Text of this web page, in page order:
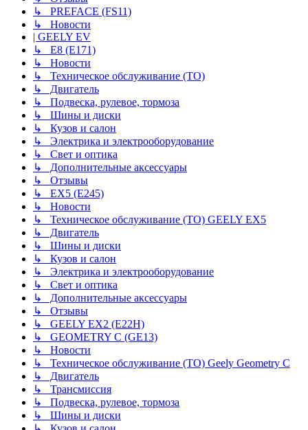
↳ PREFACE (FS11)
↳ Новости
| GEELY EV
↳ E8 (E171)
↳ Новости
↳ Техническое обслуживание (ТО)
↳ Двигатель
↳ Подвеска, рулевое, тормоза
↳ Шины и диски
↳ Кузов и салон
↳ Электрика и электрооборудование
↳ Свет и оптика
↳ Дополнительные аксессуары
↳ Отзывы
↳ EX5 (E245)
↳ Новости
↳ Техническое обслуживание (ТО) GEELY EX5
↳ Двигатель
↳ Шины и диски
↳ Кузов и салон
↳ Электрика и электрооборудование
↳ Свет и оптика
↳ Дополнительные аксессуары
↳ Отзывы
↳ GEELY EX2 (E22H)
↳ GEOMETRY C (GE13)
↳ Новости
↳ Техническое обслуживание (ТО) Geely Geometry C
↳ Двигатель
↳ Трансмиссия
↳ Подвеска, рулевое, тормоза
↳ Шины и диски